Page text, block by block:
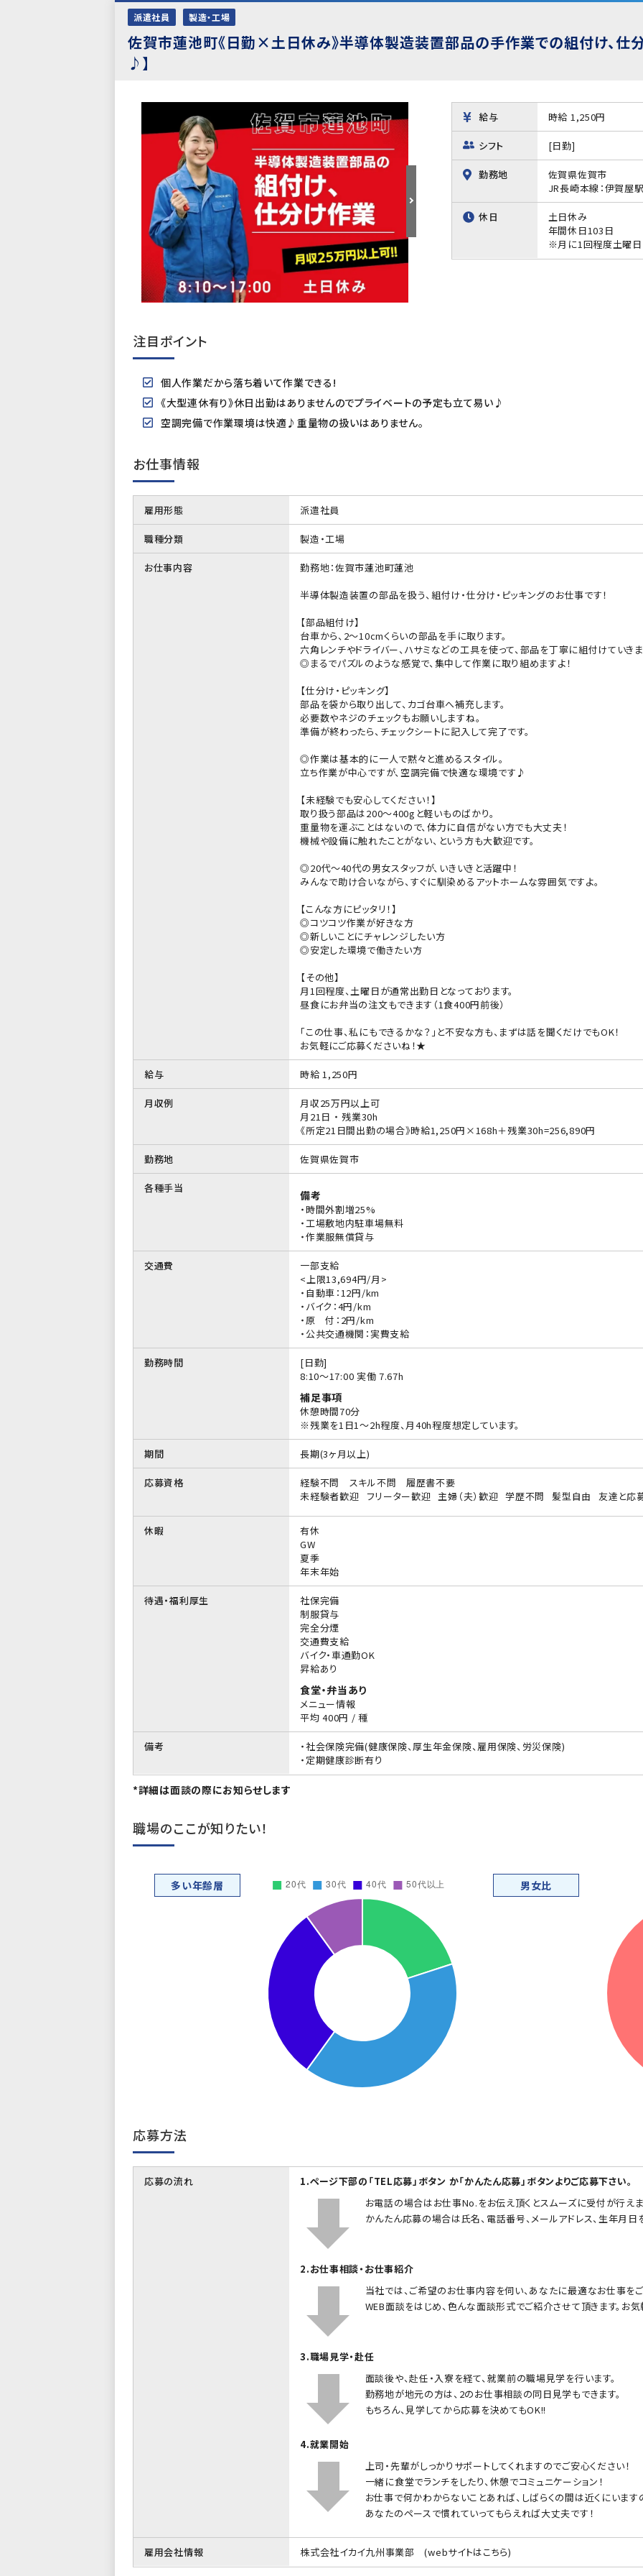
派遣社員 製造・工場
佐賀市蓮池町《日勤×土日休み》半導体製造装置部品の手作業での組付け、仕
♪】
給与 時給 1,250円
シフト [日勤]
勤務地
佐賀県佐賀市
JR長崎本線：伊賀屋
休日
土日休み
年間休日103日
※月に1回程度土曜
注目ポイント
個人作業だから落ち着いて作業できる!
《大型連休有り》休日出勤はありませんのでプライベートの予定も立て易い♪
空調完備で作業環境は快適♪重量物の扱いはありません。
お仕事情報
雇用形態 派遣社員
職種分類 製造・工場
お仕事内容
勤務地：佐賀市蓮池町蓮池
半導体製造装置の部品を扱う、組付け・仕分け・ピッキングのお仕事です！
【部品組付け】
台車から、2～10cmくらいの部品を手に取ります。
六角レンチやドライバー、ハサミなどの工具を使って、部品を丁寧に組付けていきま
◎まるでパズルのような感覚で、集中して作業に取り組めますよ！
【仕分け・ピッキング】
部品を袋から取り出して、カゴ台車へ補充します。
必要数やネジのチェックもお願いしますね。
準備が終わったら、チェックシートに記入して完了です。
◎作業は基本的に一人で黙々と進めるスタイル。
立ち作業が中心ですが、空調完備で快適な環境です♪
【未経験でも安心してください！】
取り扱う部品は200～400gと軽いものばかり。
重量物を運ぶことはないので、体力に自信がない方でも大丈夫！
機械や設備に触れたことがない、という方も大歓迎です。
◎20代～40代の男女スタッフが、いきいきと活躍中！
みんなで助け合いながら、すぐに馴染めるアットホームな雰囲気ですよ。
【こんな方にピッタリ！】
◎コツコツ作業が好きな方
◎新しいことにチャレンジしたい方
◎安定した環境で働きたい方
【その他】
月1回程度、土曜日が通常出勤日となっております。
昼食にお弁当の注文もできます（1食400円前後）
「この仕事、私にもできるかな？」と不安な方も、まずは話を聞くだけでもOK！
お気軽にご応募くださいね！★
給与 時給 1,250円
月収例
月収25万円以上可
月21日 ・ 残業30h
《所定21日間出勤の場合》時給1,250円×168h＋残業30h=256,890円
勤務地 佐賀県佐賀市
各種手当
備考
・時間外割増25%
・工場敷地内駐車場無料
・作業服無償貸与
交通費
一部支給
<上限13,694円/月>
・自動車：12円/km
・バイク：4円/km
・原 付：2円/km
・公共交通機関：実費支給
勤務時間
[日勤]
8:10〜17:00 実働 7.67h
補足事項
休憩時間70分
※残業を1日1～2h程度、月40h程度想定しています。
期間 長期(3ヶ月以上)
応募資格
経験不問 スキル不問 履歴書不要
未経験者歓迎
フリーター歓迎 主婦（夫）歓迎 学歴不問 髪型自由 友達と応
休暇
有休
GW
夏季
年末年始
待遇・福利厚生
社保完備
制服貸与
完全分煙
交通費支給
バイク・車通勤OK
昇給あり
食堂・弁当あり
メニュー情報
平均 400円 / 種
備考
・社会保険完備(健康保険、厚生年金保険、雇用保険、労災保険)
・定期健康診断有り
*詳細は面談の際にお知らせします
職場のここが知りたい！
多い年齢層 男女比
応募方法
応募の流れ
1.ページ下部の「TEL応募」ボタン か「かんたん応募」ボタンよりご応募下さい。
お電話の場合はお仕事No.をお伝え頂くとスムーズに受付が行えま
かんたん応募の場合は氏名、電話番号、メールアドレス、生年月日
2.お仕事相談・お仕事紹介
当社では、ご希望のお仕事内容を伺い、あなたに最適なお仕事を
WEB面談をはじめ、色んな面談形式でご紹介させて頂きます。お
3.職場見学・赴任
面談後や、赴任・入寮を経て、就業前の職場見学を行います。
勤務地が地元の方は、2のお仕事相談の同日見学もできます。
もちろん、見学してから応募を決めてもOK!!
4.就業開始
上司・先輩がしっかりサポートしてくれますのでご安心ください！
一緒に食堂でランチをしたり、休憩でコミュニケーション！
お仕事で何かわからないことあれば、しばらくの間は近くにいます
あなたのペースで慣れていってもらえれば大丈夫です！
雇用会社情報 株式会社イカイ九州事業部(webサイトはこちら)